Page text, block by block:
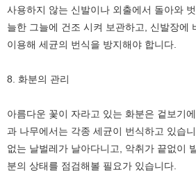
사용하지 않는 신발이나 외출에서 돌아와
늘한 그늘에 건조 시켜 보관하고, 신발장에
이용해 세균의 번식을 방지해야 합니다.
8. 화분의 관리
아름다운 꽃이 자라고 있는 화분은 겉보기
과 나무에서는 각종 세균이 번식하고 있습
없는 날벌레가 날아다니고, 악취가 끝없이
분의 상태를 점검해볼 필요가 있습니다.